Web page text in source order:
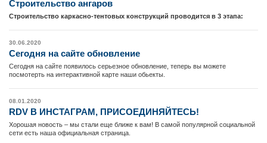
Cтроительство ангаров
Строительство каркасно-тентовых конструкций проводится в 3 этапа:
30.06.2020
Сегодня на сайте обновление
Сегодня на сайте появилось серьезное обновление, теперь вы можете
посмотерть на интерактивной карте наши обьекты.
08.01.2020
RDV В ИНСТАГРАМ, ПРИСОЕДИНЯЙТЕСЬ!
Хорошая новость – мы стали еще ближе к вам! В самой популярной социальной
сети есть наша официальная страница.